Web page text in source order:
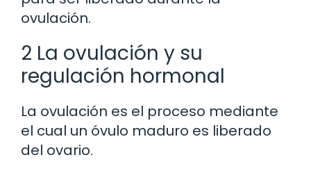
ovulación.
2 La ovulación y su
regulación hormonal
La ovulación es el proceso mediante
el cual un óvulo maduro es liberado
del ovario.